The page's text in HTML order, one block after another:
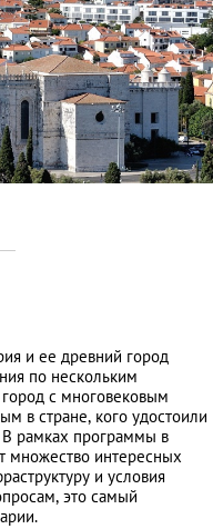
и ее древний город
по нескольким
с многовековым
в стране, кого удостоили
В рамках программы в
множество интересных
и условия
это самый